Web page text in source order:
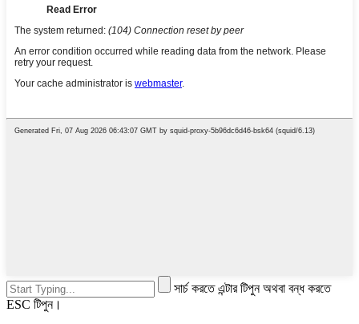
সার্চ করতে এন্টার টিপুন অথবা বন্ধ করতে
ESC টিপুন।